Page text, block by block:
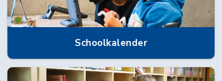
Schoolkalender